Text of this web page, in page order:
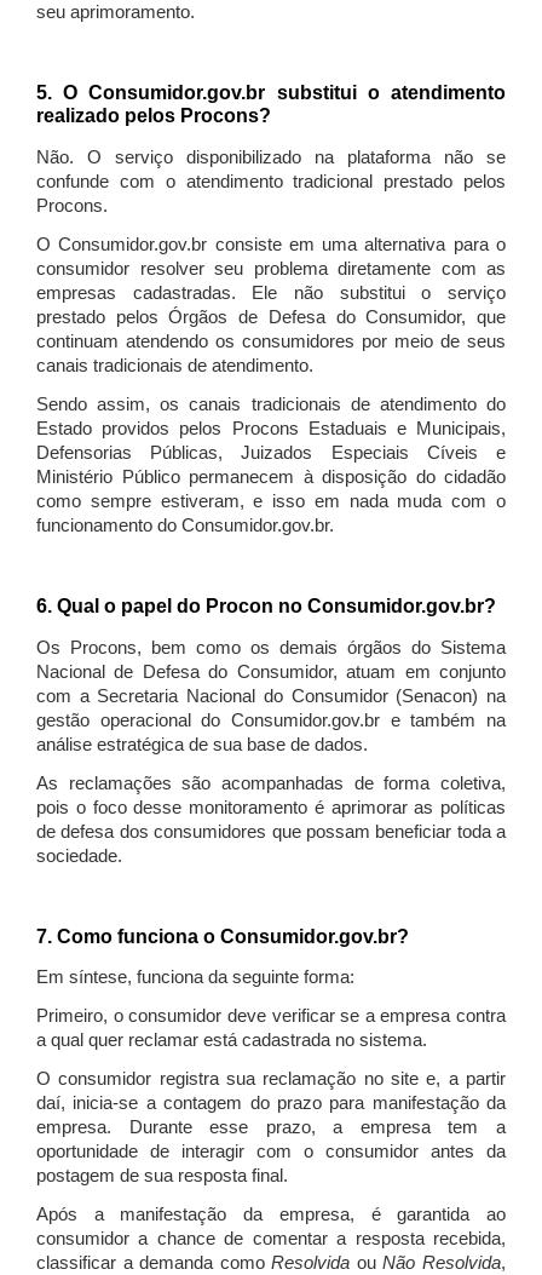
seu aprimoramento.
5. O Consumidor.gov.br substitui o atendimento
realizado pelos Procons?
Não. O serviço disponibilizado na plataforma não se
confunde com o atendimento tradicional prestado pelos
Procons.
O Consumidor.gov.br consiste em uma alternativa para o
consumidor resolver seu problema diretamente com as
empresas cadastradas. Ele não substitui o serviço
prestado pelos Órgãos de Defesa do Consumidor, que
continuam atendendo os consumidores por meio de seus
canais tradicionais de atendimento.
Sendo assim, os canais tradicionais de atendimento do
Estado providos pelos Procons Estaduais e Municipais,
Defensorias Públicas, Juizados Especiais Cíveis e
Ministério Público permanecem à disposição do cidadão
como sempre estiveram, e isso em nada muda com o
funcionamento do Consumidor.gov.br.
6. Qual o papel do Procon no Consumidor.gov.br?
Os Procons, bem como os demais órgãos do Sistema
Nacional de Defesa do Consumidor, atuam em conjunto
com a Secretaria Nacional do Consumidor (Senacon) na
gestão operacional do Consumidor.gov.br e também na
análise estratégica de sua base de dados.
As reclamações são acompanhadas de forma coletiva,
pois o foco desse monitoramento é aprimorar as políticas
de defesa dos consumidores que possam beneficiar toda a
sociedade.
7. Como funciona o Consumidor.gov.br?
Em síntese, funciona da seguinte forma:
Primeiro, o consumidor deve verificar se a empresa contra
a qual quer reclamar está cadastrada no sistema.
O consumidor registra sua reclamação no site e, a partir
daí, inicia-se a contagem do prazo para manifestação da
empresa. Durante esse prazo, a empresa tem a
oportunidade de interagir com o consumidor antes da
postagem de sua resposta final.
Após a manifestação da empresa, é garantida ao
consumidor a chance de comentar a resposta recebida,
classificar a demanda comoResolvida ouNão Resolvida,